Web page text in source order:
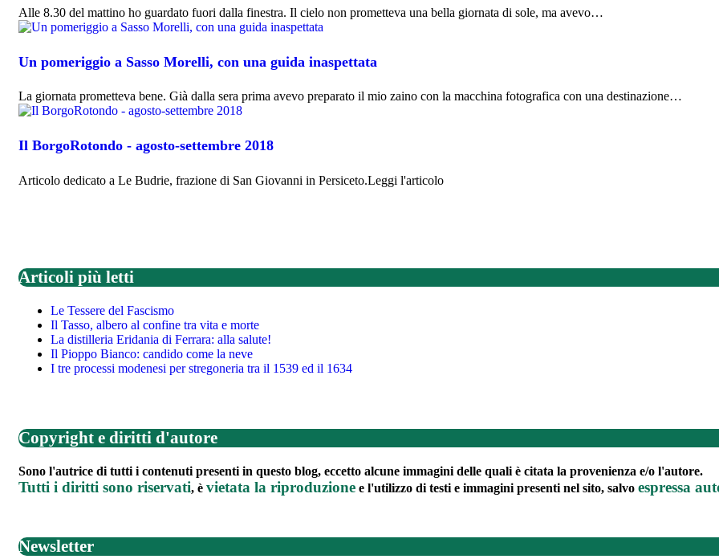
Alle 8.30 del mattino ho guardato fuori dalla finestra. Il cielo non prometteva una bella giornata di sole, ma avevo…
Un pomeriggio a Sasso Morelli, con una guida inaspettata
La giornata prometteva bene. Già dalla sera prima avevo preparato il mio zaino con la macchina fotografica con una destinazione…
Il BorgoRotondo - agosto-settembre 2018
Articolo dedicato a Le Budrie, frazione di San Giovanni in Persiceto.Leggi l'articolo
Articoli più letti
Le Tessere del Fascismo
Il Tasso, albero al confine tra vita e morte
La distilleria Eridania di Ferrara: alla salute!
Il Pioppo Bianco: candido come la neve
I tre processi modenesi per stregoneria tra il 1539 ed il 1634
Copyright e diritti d'autore
Sono l'autrice di tutti i contenuti presenti in questo blog, eccetto alcune immagini delle quali è citata la provenienza e/o l'autore.
Tutti i diritti sono riservati, è vietata la riproduzione e l'utilizzo di testi e immagini presenti nel sito, salvo espressa
Newsletter